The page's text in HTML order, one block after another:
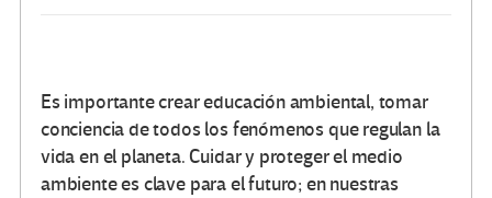
Es importante crear educación ambiental, tomar
conciencia de todos los fenómenos que regulan la
vida en el planeta. Cuidar y proteger el medio
ambiente es clave para el futuro; en nuestras